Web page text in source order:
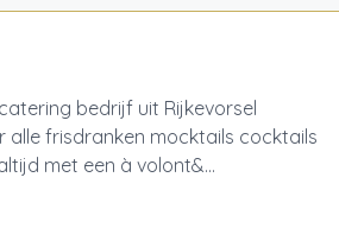
bedrijf uit Rijkevorsel
frisdranken mocktails cocktails
met een à volont&...